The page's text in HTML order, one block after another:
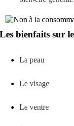
Les bienfaits sur
La peau
Le visage
Le ventre